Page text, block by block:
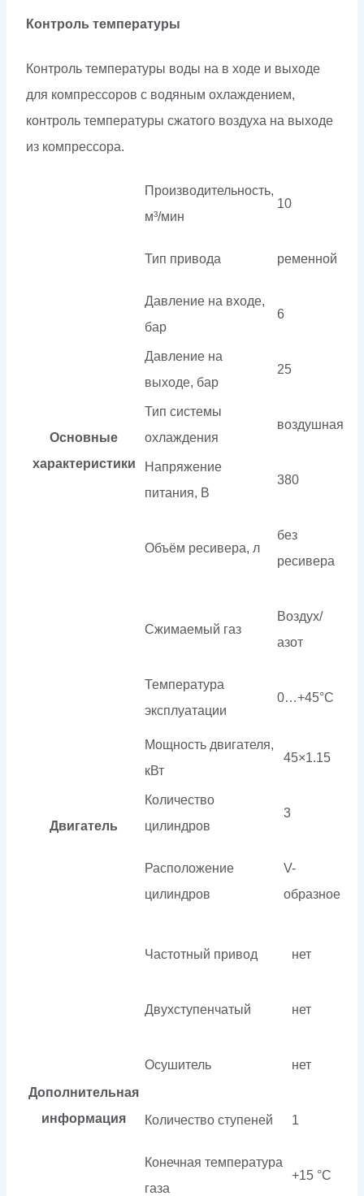
Контроль температуры
Контроль температуры воды на в ходе и выходе
для компрессоров с водяным охлаждением,
контроль температуры сжатого воздуха на выходе
из компрессора.
Основные
характеристики
Производительность,
м³/мин
10
Тип привода ременной
Давление на входе,
бар
6
Давление на
выходе, бар
25
Тип системы
охлаждения
воздушная
Напряжение
питания, В
380
Объём ресивера, л
без
ресивера
Сжимаемый газ
Воздух/
азот
Температура
эксплуатации
0…+45°C
Двигатель
Мощность двигателя,
кВт
45×1.15
Количество
цилиндров
3
Расположение
цилиндров
V-
образное
Дополнительная
информация
Частотный привод нет
Двухступенчатый нет
Осушитель нет
Количество ступеней 1
Конечная температура
газа
+15 °C